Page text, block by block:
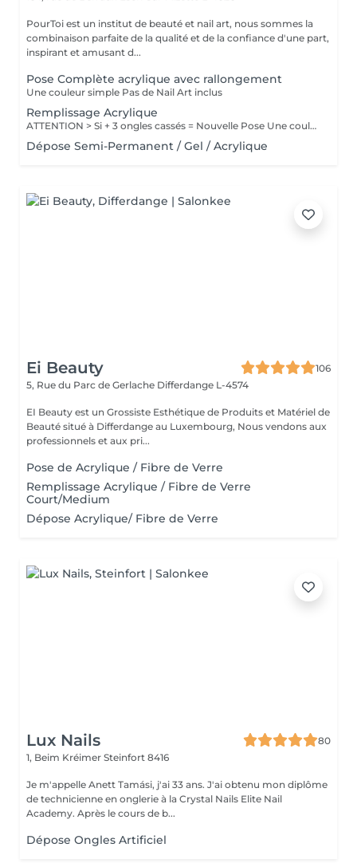
PourToi est un institut de beauté et nail art, nous sommes la
combinaison parfaite de la qualité et de la confiance d'une part,
inspirant et amusant d...
Pose Complète acrylique avec rallongement
Une couleur simple Pas de Nail Art inclus
Remplissage Acrylique
ATTENTION > Si + 3 ongles cassés = Nouvelle Pose Une couleur simple Pas de Nail Art inclus
Dépose Semi-Permanent / Gel / Acrylique
Ei Beauty
106
5, Rue du Parc de Gerlache Differdange L-4574
EI Beauty est un Grossiste Esthétique de Produits et Matériel de
Beauté situé à Differdange au Luxembourg, Nous vendons aux
professionnels et aux pri...
Pose de Acrylique / Fibre de Verre
Remplissage Acrylique / Fibre de Verre
Court/Medium
Dépose Acrylique/ Fibre de Verre
Lux Nails
80
1, Beim Kréimer Steinfort 8416
Je m'appelle Anett Tamási, j'ai 33 ans. J'ai obtenu mon diplôme
de technicienne en onglerie à la Crystal Nails Elite Nail
Academy. Après le cours de b...
Dépose Ongles Artificiel